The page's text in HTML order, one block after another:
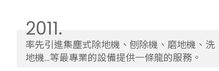
2011.
率先引進集塵式除地機、刨除機、磨地機、洗
地機...等最專業的設備提供一條龍的服務。